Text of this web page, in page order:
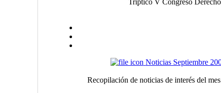
Triptico V Congreso
Noticias Septiembre
Recopilación de noticias de interés del